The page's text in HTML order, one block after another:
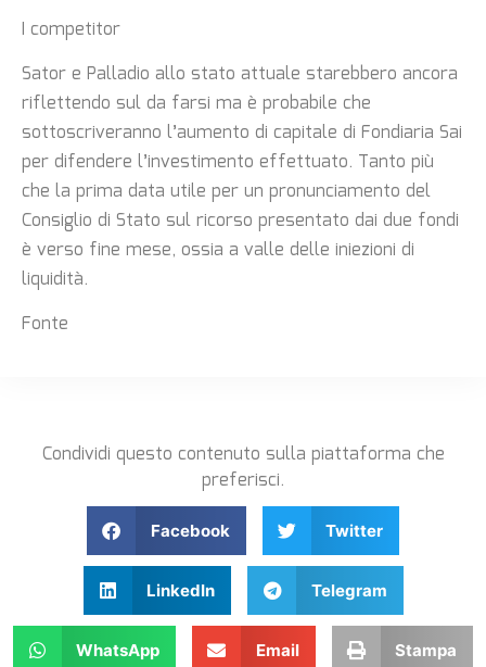
I competitor
Sator e Palladio allo stato attuale starebbero ancora
riflettendo sul da farsi ma è probabile che
sottoscriveranno l’aumento di capitale di Fondiaria Sai
per difendere l’investimento effettuato. Tanto più
che la prima data utile per un pronunciamento del
Consiglio di Stato sul ricorso presentato dai due fondi
è verso fine mese, ossia a valle delle iniezioni di
liquidità.
Fonte
Condividi questo contenuto sulla piattaforma che
preferisci.
Facebook Twitter
LinkedIn Telegram
WhatsApp Email Stampa